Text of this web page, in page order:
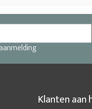
Klanten aan